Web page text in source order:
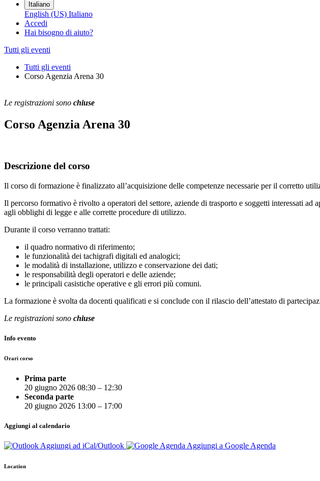
Italiano
English (US) Italiano
Accedi
Hai bisogno di aiuto?
Tutti gli eventi
Tutti gli eventi
Corso Agenzia Arena 30
Le registrazioni sono chiuse
Corso Agenzia Arena 30
Descrizione del corso
Il corso di formazione è finalizzato all’acquisizione delle competenze necessarie per il corretto
Il percorso formativo è rivolto a operatori del settore, aziende di trasporto e soggetti interessati
agli obblighi di legge e alle corrette procedure di utilizzo.
Durante il corso verranno trattati:
il quadro normativo di riferimento;
le funzionalità dei tachigrafi digitali ed analogici;
le modalità di installazione, utilizzo e conservazione dei dati;
le responsabilità degli operatori e delle aziende;
le principali casistiche operative e gli errori più comuni.
La formazione è svolta da docenti qualificati e si conclude con il rilascio dell’attestato di
Le registrazioni sono chiuse
Info evento
Orari corso
Prima parte
20 giugno 2026 08:30 – 12:30
Seconda parte
20 giugno 2026 13:00 – 17:00
Aggiungi al calendario
Aggiungi ad iCal/Outlook Aggiungi a Google Agenda
Location